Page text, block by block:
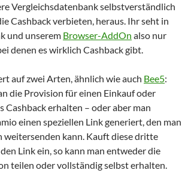
Vergleichsdatenbank selbstverständlich
Cashback verbieten, heraus. Ihr seht in
und unserem Browser-AddOn also nur
denen es wirklich Cashback gibt.
auf zwei Arten, ähnlich wie auch Bee5:
die Provision für einen Einkauf oder
Cashback erhalten – oder aber man
einen speziellen Link generiert, den man
weitersenden kann. Kauft diese dritte
Link ein, so kann man entweder die
teilen oder vollständig selbst erhalten.